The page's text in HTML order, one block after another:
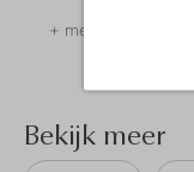
+ meer kleuren
Bekijk meer